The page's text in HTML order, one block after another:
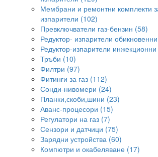
Мембрани и ремонтни комплекти
изпарители (102)
Превключватели газ-бензин (58)
Редуктор- изпарители
Редуктор-изпарители
Тръби (10)
Филтри (97)
Фитинги за газ (112)
Сонди-нивомери (24)
Планки,скоби,шини (23)
Аванс-процесори (15)
Регулатори на газ (7)
Сензори и датчици (75)
Зарядни устройства (60)
Компютри и окабеляване (17)